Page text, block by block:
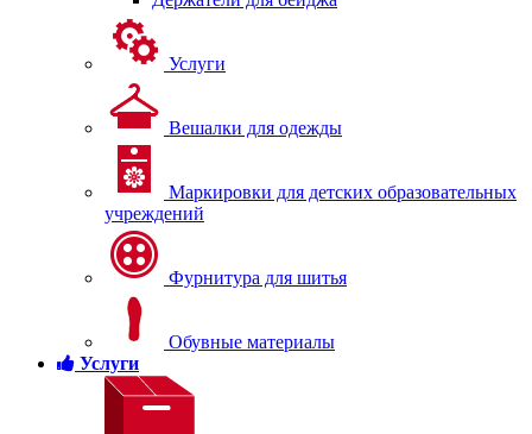
Услуги
Вешалки для одежды
Маркировки для детских образовательных
учреждений
Фурнитура для шитья
Обувные материалы
Услуги